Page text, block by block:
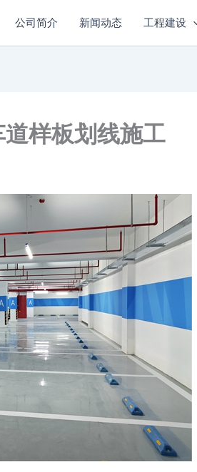
公司简介 新闻动态 工程建设
样板划线施工